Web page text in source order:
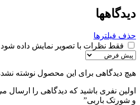
دیدگاهها
حذف فیلترها
فقط نظرات با تصویر نمایش داده شود
هیچ دیدگاهی برای این محصول نوشته
اولین نفری باشید که دیدگاهی را
و شورتک باربی”